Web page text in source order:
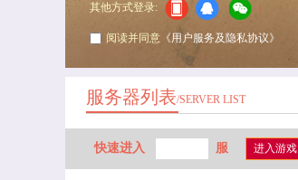
其他方式登录:
阅读并同意 《用户服务及隐私协议》
服务器列表/SERVER LIST
快速进入 服 进入游戏